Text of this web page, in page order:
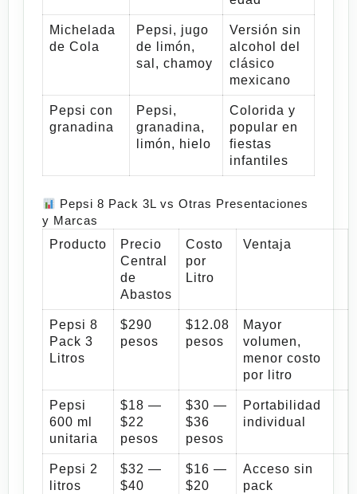
Michelada
de Cola
Pepsi, jugo
de limón,
sal, chamoy
Versión sin
alcohol del
clásico
mexicano
Pepsi con
granadina
Pepsi,
granadina,
limón, hielo
Colorida y
popular en
fiestas
infantiles
Pepsi 8 Pack 3L vs Otras Presentaciones
y Marcas
Producto
Precio
Central
de
Abastos
Costo
por
Litro
Ventaja
Pepsi 8
Pack 3
Litros
$290
pesos
$12.08
pesos
Mayor
volumen,
menor costo
por litro
Pepsi
600 ml
unitaria
$18 —
$22
pesos
$30 —
$36
pesos
Portabilidad
individual
Pepsi 2
litros
$32 —
$40
$16 —
$20
Acceso sin
pack